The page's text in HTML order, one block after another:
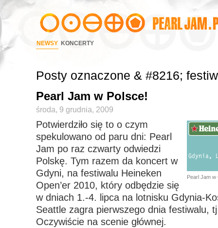
NEWSY KONCERTY
Posty oznaczone & #8216;
Pearl Jam w Polsce!
środa, 9 grudnia, 2009
Pearl Jam w
Potwierdziło się to o czym
spekulowano od paru dni: Pearl
Jam po raz czwarty odwiedzi
Polskę. Tym razem da koncert w
Gdyni, na festiwalu Heineken
Open’er 2010, który odbędzie się
w dniach 1.-4. lipca na lotnisku Gdynia-
Seattle zagra pierwszego dnia festiwalu,
Oczywiście na scenie głównej.